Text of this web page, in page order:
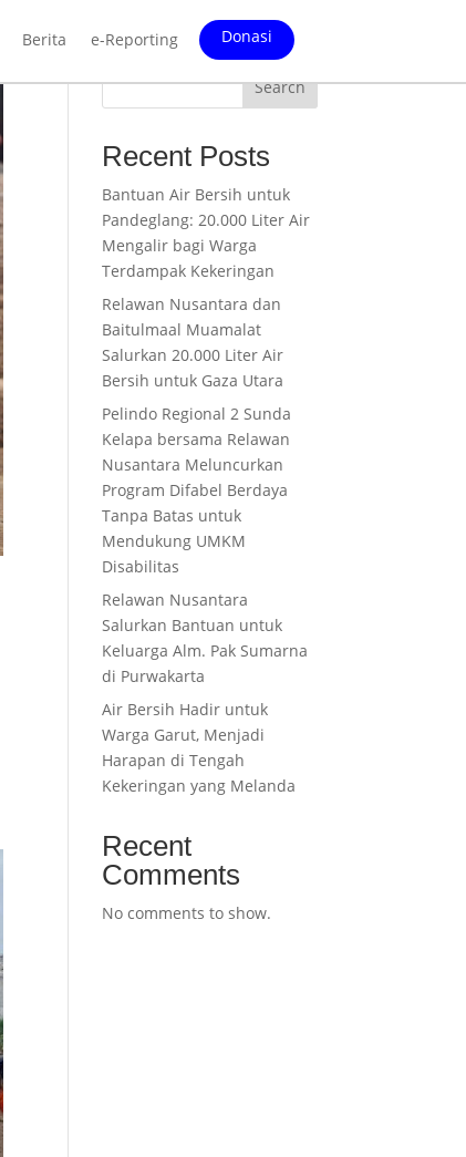
Berita e-Reporting Donasi
Search
Recent Posts
Bantuan Air Bersih untuk
Pandeglang: 20.000 Liter Air
Mengalir bagi Warga
Terdampak Kekeringan
Relawan Nusantara dan
Baitulmaal Muamalat
Salurkan 20.000 Liter Air
Bersih untuk Gaza Utara
Pelindo Regional 2 Sunda
Kelapa bersama Relawan
Nusantara Meluncurkan
Program Difabel Berdaya
Tanpa Batas untuk
Mendukung UMKM
Disabilitas
Relawan Nusantara
Salurkan Bantuan untuk
Keluarga Alm. Pak Sumarna
di Purwakarta
Air Bersih Hadir untuk
Warga Garut, Menjadi
Harapan di Tengah
Kekeringan yang Melanda
Recent
Comments
No comments to show.